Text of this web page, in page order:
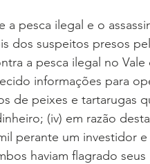
a pesca ilegal e o
dos suspeitos presos
a pesca ilegal no
informações para
de peixes e tartarugas
(iv) em razão
perante um investidor
haviam flagrado